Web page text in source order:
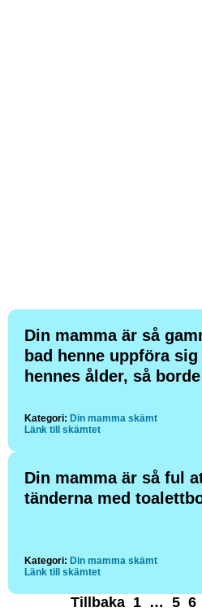
Din mamma är så
bad henne uppföra
hennes ålder, så
Kategori: Din mamma skämt
Länk till skämtet
Din mamma är så ful
tänderna med
Kategori: Din mamma skämt
Länk till skämtet
Tillbaka 1 … 5 6